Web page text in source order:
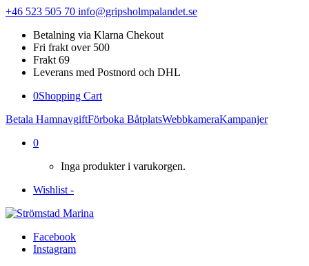
+46 523 505 70 info@gripsholmpalandet.se
Betalning via Klarna Chekout
Fri frakt over 500
Frakt 69
Leverans med Postnord och DHL
0Shopping Cart
Betala HamnavgiftFörboka BåtplatsWebbkameraKampanjer
0
Inga produkter i varukorgen.
Wishlist -
Facebook
Instagram